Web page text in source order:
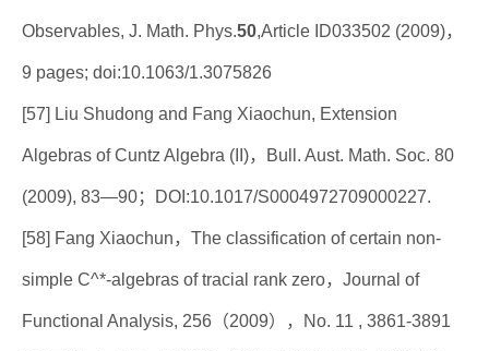
Observables, J. Math. Phys.50,Article ID033502 (2009)，
9 pages; doi:10.1063/1.3075826
[57] Liu Shudong and Fang Xiaochun, Extension
Algebras of Cuntz Algebra (II)，Bull. Aust. Math. Soc. 80
(2009), 83—90；DOI:10.1017/S0004972709000227.
[58] Fang Xiaochun，The classification of certain non-
simple C^*-algebras of tracial rank zero，Journal of
Functional Analysis, 256（2009），No. 11 , 3861-3891